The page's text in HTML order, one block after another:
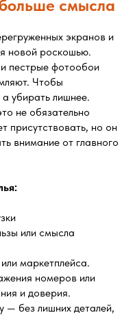
смысла
экранов и
новой роскошью.
пестрые фотообои
Чтобы
убирать лишнее.
не обязательно
присутствовать, но он
внимание от главного
или смысла
маркетплейса.
номеров или
и доверия.
— без лишних деталей,